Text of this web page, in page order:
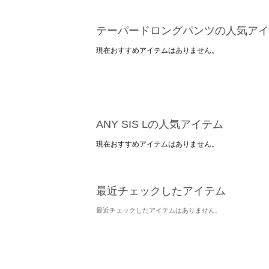
テーパードロングパンツの人気ア
現在おすすめアイテムはありません。
ANY SIS Lの人気アイテム
現在おすすめアイテムはありません。
最近チェックしたアイテム
最近チェックしたアイテムはありません。